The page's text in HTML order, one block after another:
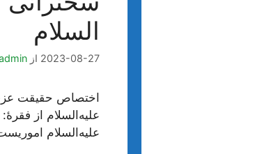
السلام
2023-08-27 از
عليه‌السلام از
عليه‌السلام اموريست